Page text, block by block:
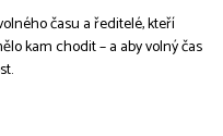
času a ředitelé, kteří
kam chodit – a aby volný čas